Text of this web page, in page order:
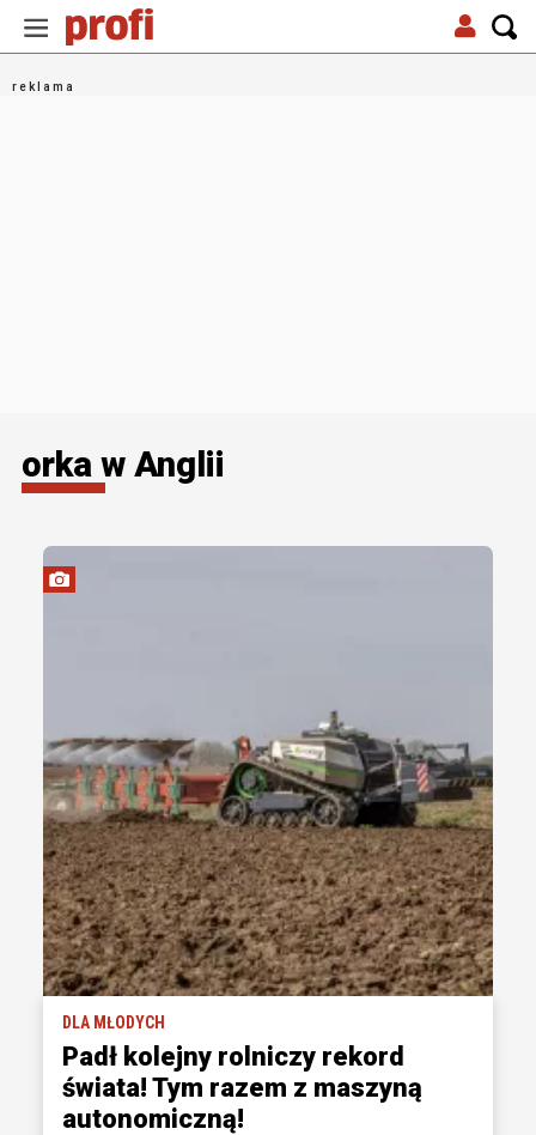
orka w Anglii
DLA MŁODYCH
Padł kolejny rolniczy rekord
świata! Tym razem z maszyną
autonomiczną!